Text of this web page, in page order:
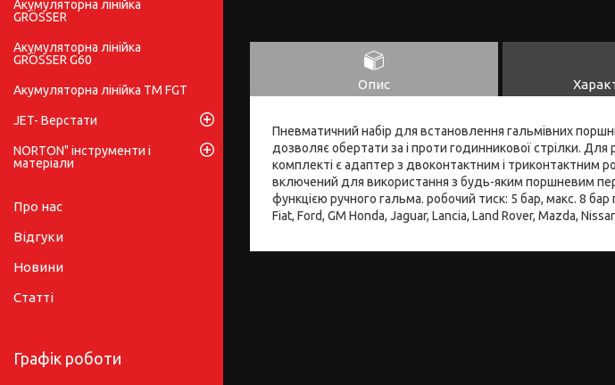
Опис
Пневматичний набір для встановлення гальмівних
дозволяє обертати за і проти годинникової стрілки.
комплекті є адаптер з двоконтактним і триконтактним
включений для використання з будь-яким поршневим
функцією ручного гальма. робочий тиск: 5 бар, макс. 8
Fiat, Ford, GM Honda, Jaguar, Lancia, Land Rover, Mazda,
Акумуляторна лінійка
GRÖSSER
Акумуляторна лінійка
GRÖSSER G60
Акумуляторна лінійка ТМ FGT
JET- Верстати
NORTON" інструменти і
матеріали
Про нас
Відгуки
Новини
Статті
Графік роботи